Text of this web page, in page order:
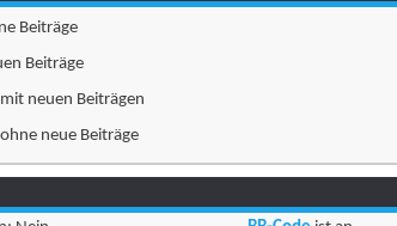
Beiträge
Beiträge
neuen Beiträgen
neue Beiträge